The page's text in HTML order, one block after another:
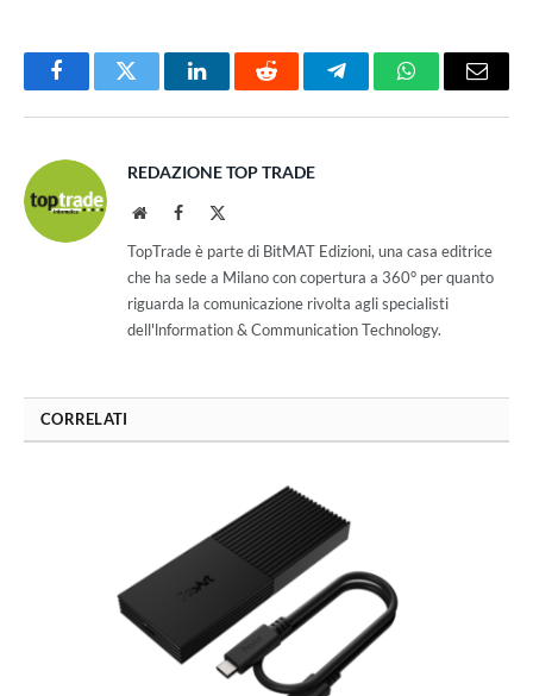
FacebookTwitter LinkedInReddit TelegramWhatsAppEmail
REDAZIONE TOP TRADE
WebsiteFacebook
TopTrade è parte di BitMAT Edizioni, una casa editrice
che ha sede a Milano con copertura a 360° per quanto
riguarda la comunicazione rivolta agli specialisti
dell'lnformation & Communication Technology.
CORRELATI